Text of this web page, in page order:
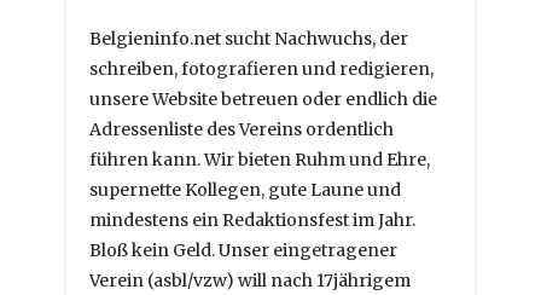
Belgieninfo.net sucht Nachwuchs, der
schreiben, fotografieren und redigieren,
unsere Website betreuen oder endlich die
Adressenliste des Vereins ordentlich
führen kann. Wir bieten Ruhm und Ehre,
supernette Kollegen, gute Laune und
mindestens ein Redaktionsfest im Jahr.
Bloß kein Geld. Unser eingetragener
Verein (asbl/vzw) will nach 17jährigem